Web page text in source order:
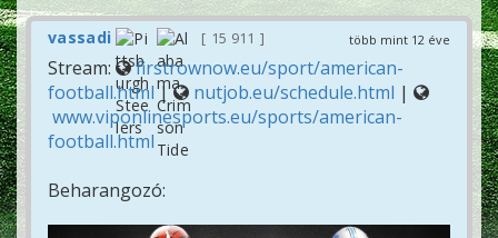
több mint 12 éve
vassadi 15 911
Stream:
firstrownow.eu/sport/american-
football.html| nutjob.eu/schedule.html |
www.viponlinesports.eu/sports/american-
football.html
Beharangozó: